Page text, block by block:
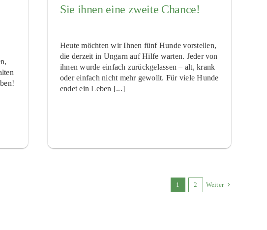
Sie ihnen eine zweite Chance!
Heute möchten wir Ihnen fünf Hunde vorstellen,
die derzeit in Ungarn auf Hilfe warten. Jeder von
ihnen wurde einfach zurückgelassen – alt, krank
oder einfach nicht mehr gewollt. Für viele Hunde
endet ein Leben [...]
1 2 Weiter